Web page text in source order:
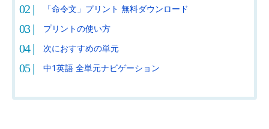
「命令文」プリント 無料ダウンロード
プリントの使い方
次におすすめの単元
中1英語 全単元ナビゲーション